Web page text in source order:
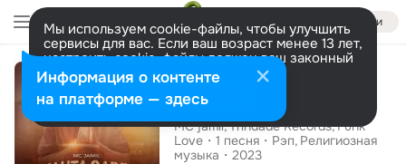
Войти
Мы используем cookie-файлы, чтобы улучшить
сервисы для вас. Если ваш возраст менее 13 лет,
настроить cookie-файлы должен ваш законный
представитель. Больше информации
Разрешить все Настроить
Levanta Cabeça
MC jamil Trindade Records Funk
Love
1 песня Рэп Религиозная
музыка
2023
Информация о контенте
на платформе — здесь